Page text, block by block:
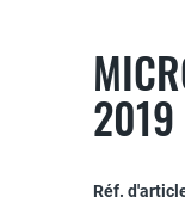
2019
Réf.